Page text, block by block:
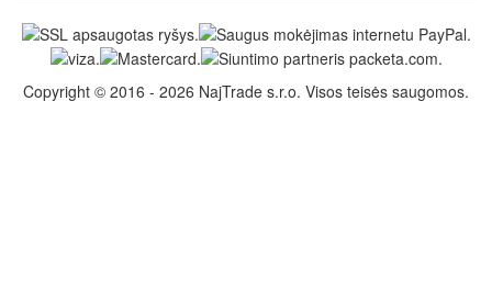
Copyright © 2016 - 2026 NajTrade s.r.o. Visos teisės saugomos.